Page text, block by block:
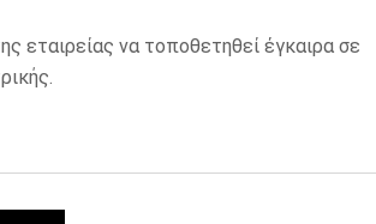
εταιρείας να τοποθετηθεί έγκαιρα σε